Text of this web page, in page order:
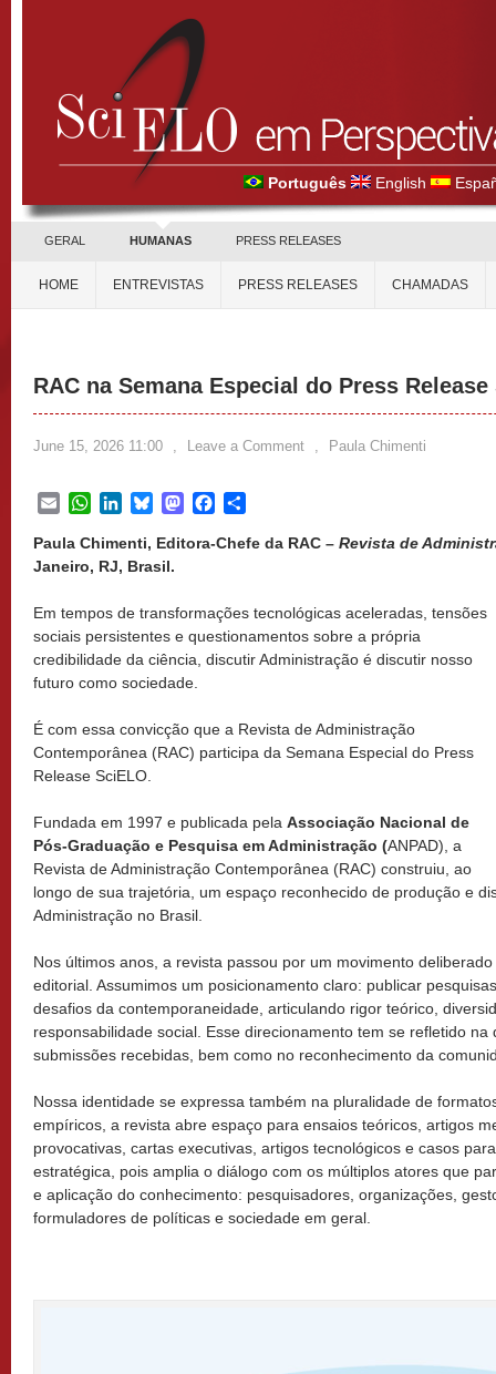
Português English
GERAL HUMANAS PRESS RELEASES
HOME ENTREVISTAS PRESS RELEASES CHAMADAS
RAC na Semana Especial do Press Release
June 15, 2026 11:00 , Leave a Comment , Paula Chimenti
EmailWhatsApp
LinkedInBlueskyMastodonFacebook
Paula Chimenti, Editora-Chefe da RAC – Revista de
Janeiro, RJ, Brasil.
Em tempos de transformações tecnológicas aceleradas, tensões
sociais persistentes e questionamentos sobre a própria
credibilidade da ciência, discutir Administração é discutir nosso
futuro como sociedade.
É com essa convicção que a Revista de Administração
Contemporânea (RAC) participa da Semana Especial do Press
Release SciELO.
Fundada em 1997 e publicada pela Associação Nacional de
Pós-Graduação e Pesquisa em Administração (ANPAD), a
Revista de Administração Contemporânea (RAC) construiu, ao
longo de sua trajetória, um espaço reconhecido de produção e
Administração no Brasil.
Nos últimos anos, a revista passou por um movimento
editorial. Assumimos um posicionamento claro: publicar
desafios da contemporaneidade, articulando rigor teórico,
responsabilidade social. Esse direcionamento tem se refletido
submissões recebidas, bem como no reconhecimento da
Nossa identidade se expressa também na pluralidade de
empíricos, a revista abre espaço para ensaios teóricos, artigos
provocativas, cartas executivas, artigos tecnológicos e casos
estratégica, pois amplia o diálogo com os múltiplos atores que
e aplicação do conhecimento: pesquisadores, organizações,
formuladores de políticas e sociedade em geral.